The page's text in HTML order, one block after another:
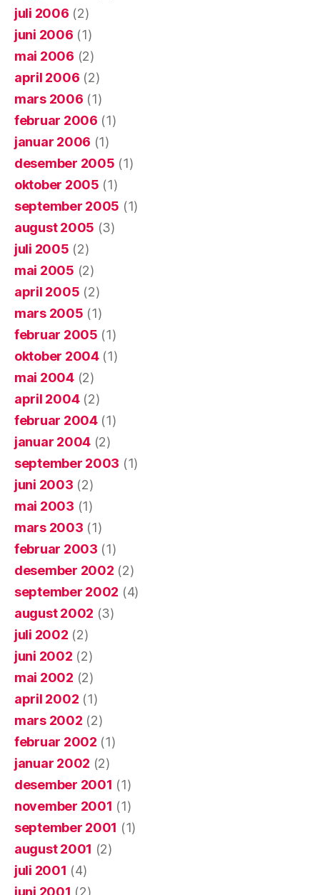
juli 2006 (2)
juni 2006 (1)
mai 2006 (2)
april 2006 (2)
mars 2006 (1)
februar 2006 (1)
januar 2006 (1)
desember 2005 (1)
oktober 2005 (1)
september 2005 (1)
august 2005 (3)
juli 2005 (2)
mai 2005 (2)
april 2005 (2)
mars 2005 (1)
februar 2005 (1)
oktober 2004(1)
mai 2004(2)
april 2004(2)
februar 2004(1)
januar 2004 (2)
september 2003 (1)
juni 2003 (2)
mai 2003 (1)
mars 2003 (1)
februar 2003 (1)
desember 2002 (2)
september 2002 (4)
august 2002 (3)
juli 2002 (2)
juni 2002 (2)
mai 2002 (2)
april 2002 (1)
mars 2002 (2)
februar 2002 (1)
januar 2002 (2)
desember 2001 (1)
november 2001 (1)
september 2001 (1)
august 2001 (2)
juli 2001 (4)
juni 2001 (2)